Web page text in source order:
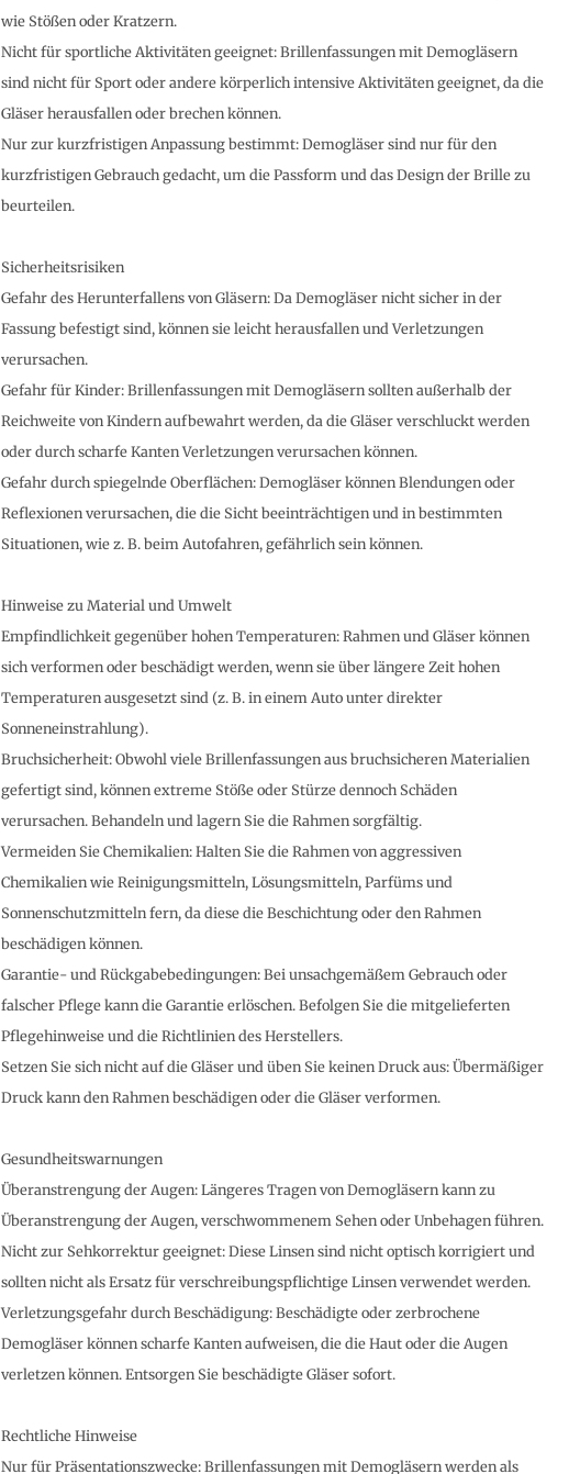
wie Stößen oder Kratzern.
Nicht für sportliche Aktivitäten geeignet: Brillenfassungen mit Demogläsern
sind nicht für Sport oder andere körperlich intensive Aktivitäten geeignet, da die
Gläser herausfallen oder brechen können.
Nur zur kurzfristigen Anpassung bestimmt: Demogläser sind nur für den
kurzfristigen Gebrauch gedacht, um die Passform und das Design der Brille zu
beurteilen.
Sicherheitsrisiken
Gefahr des Herunterfallens von Gläsern: Da Demogläser nicht sicher in der
Fassung befestigt sind, können sie leicht herausfallen und Verletzungen
verursachen.
Gefahr für Kinder: Brillenfassungen mit Demogläsern sollten außerhalb der
Reichweite von Kindern aufbewahrt werden, da die Gläser verschluckt werden
oder durch scharfe Kanten Verletzungen verursachen können.
Gefahr durch spiegelnde Oberflächen: Demogläser können Blendungen oder
Reflexionen verursachen, die die Sicht beeinträchtigen und in bestimmten
Situationen, wie z. B. beim Autofahren, gefährlich sein können.
Hinweise zu Material und Umwelt
Empfindlichkeit gegenüber hohen Temperaturen: Rahmen und Gläser können
sich verformen oder beschädigt werden, wenn sie über längere Zeit hohen
Temperaturen ausgesetzt sind (z. B. in einem Auto unter direkter
Sonneneinstrahlung).
Bruchsicherheit: Obwohl viele Brillenfassungen aus bruchsicheren Materialien
gefertigt sind, können extreme Stöße oder Stürze dennoch Schäden
verursachen. Behandeln und lagern Sie die Rahmen sorgfältig.
Vermeiden Sie Chemikalien: Halten Sie die Rahmen von aggressiven
Chemikalien wie Reinigungsmitteln, Lösungsmitteln, Parfüms und
Sonnenschutzmitteln fern, da diese die Beschichtung oder den Rahmen
beschädigen können.
Garantie- und Rückgabebedingungen: Bei unsachgemäßem Gebrauch oder
falscher Pflege kann die Garantie erlöschen. Befolgen Sie die mitgelieferten
Pflegehinweise und die Richtlinien des Herstellers.
Setzen Sie sich nicht auf die Gläser und üben Sie keinen Druck aus: Übermäßiger
Druck kann den Rahmen beschädigen oder die Gläser verformen.
Gesundheitswarnungen
Überanstrengung der Augen: Längeres Tragen von Demogläsern kann zu
Überanstrengung der Augen, verschwommenem Sehen oder Unbehagen führen.
Nicht zur Sehkorrektur geeignet: Diese Linsen sind nicht optisch korrigiert und
sollten nicht als Ersatz für verschreibungspflichtige Linsen verwendet werden.
Verletzungsgefahr durch Beschädigung: Beschädigte oder zerbrochene
Demogläser können scharfe Kanten aufweisen, die die Haut oder die Augen
verletzen können. Entsorgen Sie beschädigte Gläser sofort.
Rechtliche Hinweise
Nur für Präsentationszwecke: Brillenfassungen mit Demogläsern werden als